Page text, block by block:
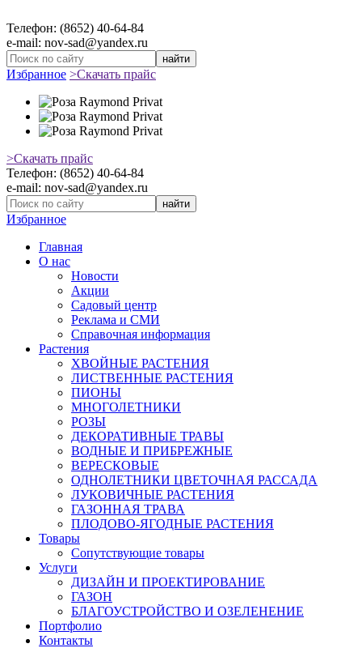
Телефон: (8652) 40-64-84
e-mail: nov-sad@yandex.ru
найти
Избранное >Скачать прайс
>Скачать прайс
Телефон: (8652) 40-64-84
e-mail: nov-sad@yandex.ru
найти
Избранное
Главная
О нас
Новости
Акции
Садовый центр
Реклама и СМИ
Справочная информация
Растения
ХВОЙНЫЕ РАСТЕНИЯ
ЛИСТВЕННЫЕ РАСТЕНИЯ
ПИОНЫ
МНОГОЛЕТНИКИ
РОЗЫ
ДЕКОРАТИВНЫЕ ТРАВЫ
ВОДНЫЕ И ПРИБРЕЖНЫЕ
ВЕРЕСКОВЫЕ
ОДНОЛЕТНИКИ ЦВЕТОЧНАЯ РАССАДА
ЛУКОВИЧНЫЕ РАСТЕНИЯ
ГАЗОННАЯ ТРАВА
ПЛОДОВО-ЯГОДНЫЕ РАСТЕНИЯ
Товары
Сопутствующие товары
Услуги
ДИЗАЙН И ПРОЕКТИРОВАНИЕ
ГАЗОН
БЛАГОУСТРОЙСТВО И ОЗЕЛЕНЕНИЕ
Портфолио
Контакты